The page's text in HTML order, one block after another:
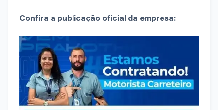
Confira a publicação oficial da empresa: